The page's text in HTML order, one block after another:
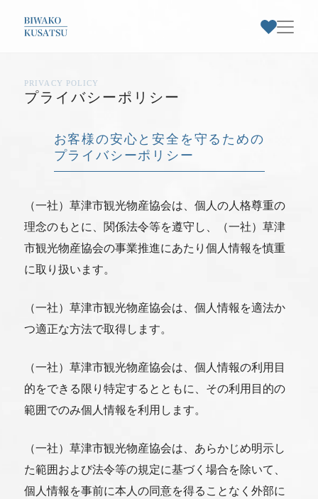
PRIVACY POLICY
プライバシーポリシー
お客様の安心と安全を守るための
プライバシーポリシー
（一社）草津市観光物産協会は、個人の人格尊重の
理念のもとに、関係法令等を遵守し、（一社）草津
市観光物産協会の事業推進にあたり個人情報を慎重
に取り扱います。
（一社）草津市観光物産協会は、個人情報を適法か
つ適正な方法で取得します。
（一社）草津市観光物産協会は、個人情報の利用目
的をできる限り特定するとともに、その利用目的の
範囲でのみ個人情報を利用します。
（一社）草津市観光物産協会は、あらかじめ明示し
た範囲および法令等の規定に基づく場合を除いて、
個人情報を事前に本人の同意を得ることなく外部に
お気に入りスポット一覧
お気に入り登録された
スポットはありません
お気に入りのスポットを登録すると、
草津市早わかり
草津市特集
スポット情報
デジタルパンフレット
MICE特設サイト